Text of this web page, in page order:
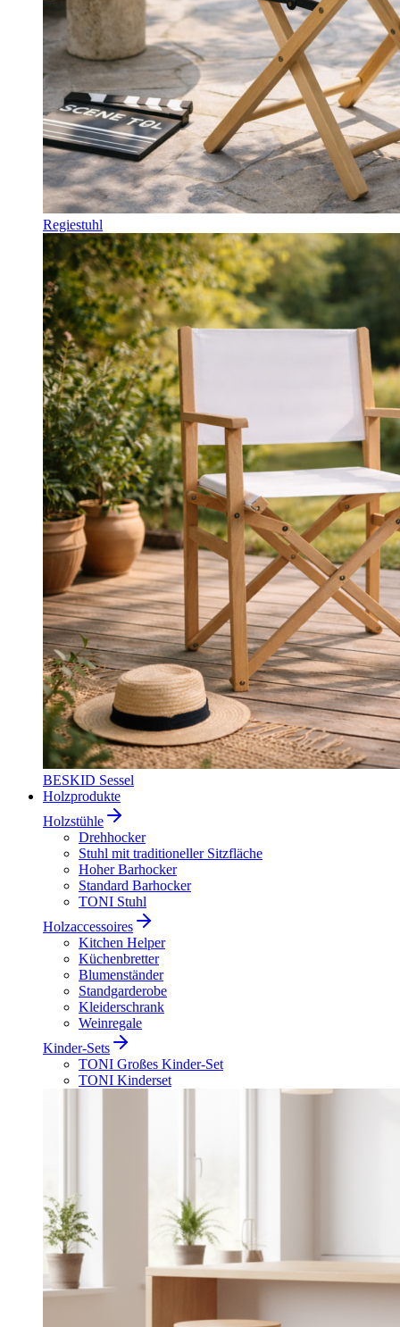
Regiestuhl
BESKID Sessel
Holzprodukte
Holzstühle
Drehhocker
Stuhl mit traditioneller Sitzfläche
Hoher Barhocker
Standard Barhocker
TONI Stuhl
Holzaccessoires
Kitchen Helper
Küchenbretter
Blumenständer
Standgarderobe
Kleiderschrank
Weinregale
Kinder-Sets
TONI Großes Kinder-Set
TONI Kinderset